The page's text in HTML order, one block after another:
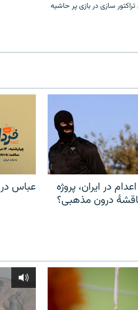
سازی در بازی پر حاشیه
در ایران، پروژه
درون مذهبی؟
عباس